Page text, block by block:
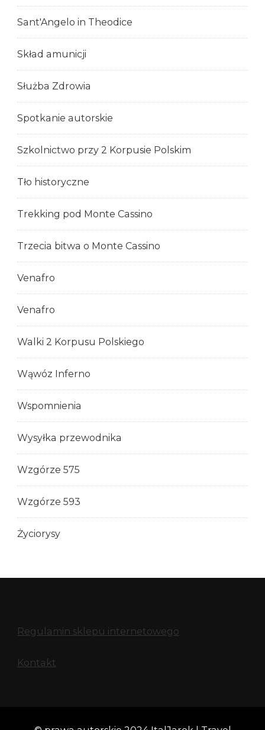
Sant'Angelo in Theodice
Skład amunicji
Służba Zdrowia
Spotkanie autorskie
Szkolnictwo przy 2 Korpusie Polskim
Tło historyczne
Trekking pod Monte Cassino
Trzecia bitwa o Monte Cassino
Venafro
Venafro
Walki 2 Korpusu Polskiego
Wąwóz Inferno
Wspomnienia
Wysyłka przewodnika
Wzgórze 575
Wzgórze 593
Życiorysy
Regulamin sklepu internetowego
Kontakt